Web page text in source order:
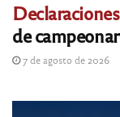
de
7 de agosto de 2026